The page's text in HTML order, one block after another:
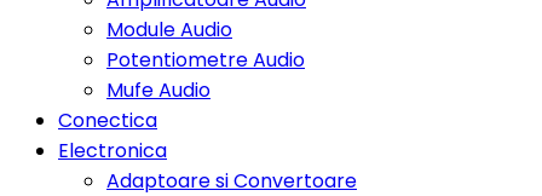
Module Audio
Potentiometre Audio
Mufe Audio
Conectica
Electronica
Adaptoare si Convertoare